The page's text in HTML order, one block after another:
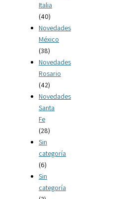
Italia
(40)
Novedades
México
(38)
Novedades
Rosario
(42)
Novedades
Santa
Fe
(28)
Sin
categoría
(6)
Sin
categoría